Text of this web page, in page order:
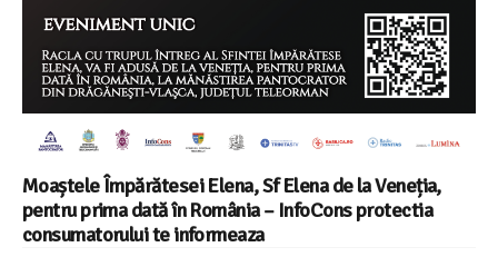
Moaștele Împărătesei Elena, Sf Elena de la Veneția,
pentru prima dată în România – InfoCons protectia
consumatorului te informeaza